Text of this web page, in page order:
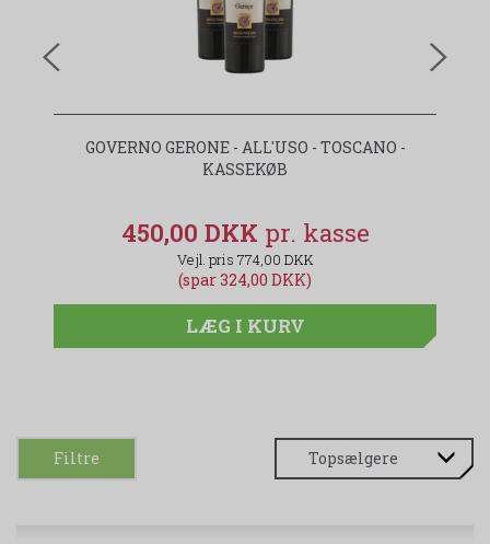
GOVERNO GERONE - ALL'USO - TOSCANO -
KASSEKØB
450,00 DKK
774,00 DKK
(spar 324,00 DKK)
LÆG I KURV
Filtre